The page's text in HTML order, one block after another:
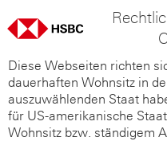
Diese Webseiten richten
dauerhaften Wohnsitz in
auszuwählenden Staat
für US-amerikanische
Wohnsitz bzw. ständigem